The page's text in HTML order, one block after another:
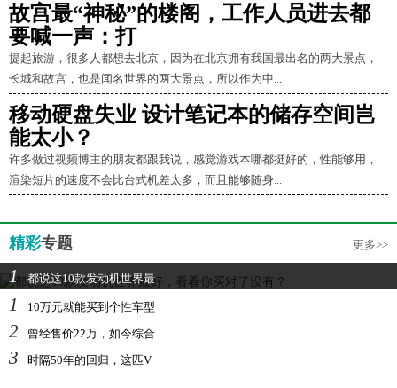
故宫最“神秘”的楼阁，工作人员进去都
要喊一声：打
提起旅游，很多人都想去北京，因为在北京拥有我国最出名的两大景点，
长城和故宫，也是闻名世界的两大景点，所以作为中...
移动硬盘失业 设计笔记本的储存空间岂
能太小？
许多做过视频博主的朋友都跟我说，感觉游戏本哪都挺好的，性能够用，
渲染短片的速度不会比台式机差太多，而且能够随身...
精彩专题 更多>>
1 都说这10款发动机世界最
1 10万元就能买到个性车型
2 曾经售价22万，如今综合
3 时隔50年的回归，这匹V